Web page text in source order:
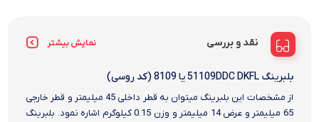
نقد و بررسی نمایش بیشتر
بلبرینگ 51109DDC DKFL یا 8109 (کد روسی)
از مشخصات این بلبرینگ میتوان به قطر داخلی 45 میلیمتر و قطر خارجی
65 میلیمتر و عرض 14 میلیمتر و وزن 0.15 کیلوگرم اشاره نمود. بلبرینگ